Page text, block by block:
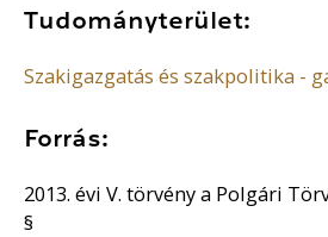
Tudományterület:
Szakigazgatás és szakpolitika -
Forrás:
2013. évi V. törvény a Polgári
§